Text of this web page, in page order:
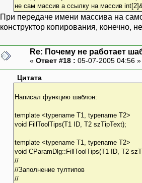
не сам массив а ссылку на массив
При передаче имени массива на
конструктор копирования, конечно,
Re: Почему не работает
« Ответ #18 : 05-07-2005 04:56
Цитата
Написал функцию шаблон:
template <typename T1, typename T2>
void FillToolTips(T1 ID, T2 szTipText);
template <typename T1, typename T2>
void CParamDlg::FillToolTips(T1 ID, T2
//
//Заполнение тултипов
//